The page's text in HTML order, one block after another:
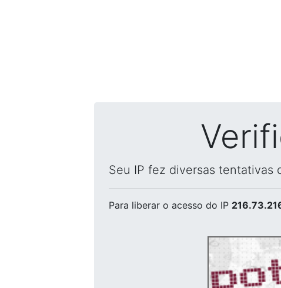
Seu IP fez diversas tentativas
Para liberar o acesso do IP